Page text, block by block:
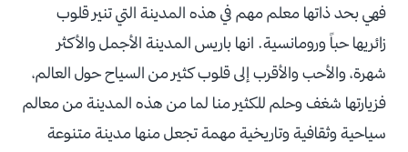
فهي بحد ذاتها معلم مهم في هذه المدينة التي تنير قلوب
زائريها حباً ورومانسية. انها باريس المدينة الأجمل والأكثر
شهرة، والأحب والأقرب إلى قلوب كثير من السياح حول العالم،
فزيارتها شغف وحلم للكثير منا لما من هذه المدينة من معالم
سياحية وثقافية وتاريخية مهمة تجعل منها مدينة متنوعة